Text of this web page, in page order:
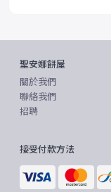
聖安娜餅屋
關於我們
聯絡我們
招聘
接受付款方法